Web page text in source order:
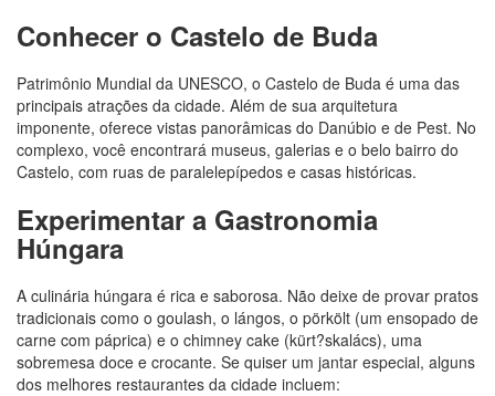
Conhecer o Castelo de Buda
Patrimônio Mundial da UNESCO, o Castelo de Buda é uma das
principais atrações da cidade. Além de sua arquitetura
imponente, oferece vistas panorâmicas do Danúbio e de Pest. No
complexo, você encontrará museus, galerias e o belo bairro do
Castelo, com ruas de paralelepípedos e casas históricas.
Experimentar a Gastronomia
Húngara
A culinária húngara é rica e saborosa. Não deixe de provar pratos
tradicionais como o goulash, o lángos, o pörkölt (um ensopado de
carne com páprica) e o chimney cake (kürt?skalács), uma
sobremesa doce e crocante. Se quiser um jantar especial, alguns
dos melhores restaurantes da cidade incluem: